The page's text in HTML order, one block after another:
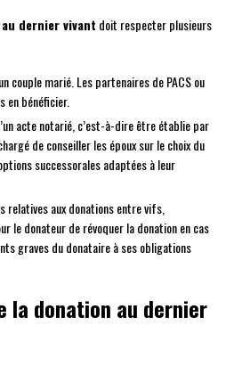
dernier vivant doit respecter plusieurs
couple marié. Les partenaires de PACS ou
en bénéficier.
acte notarié, c’est-à-dire être établie par
de conseiller les époux sur le choix du
successorales adaptées à leur
relatives aux donations entre vifs,
le donateur de révoquer la donation en cas
graves du donataire à ses obligations
la donation au dernier